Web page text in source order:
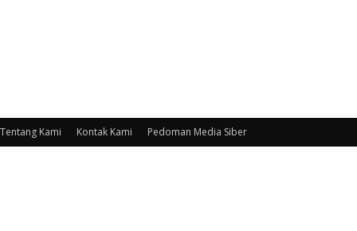
Tentang Kami Kontak Kami Pedoman Media Siber